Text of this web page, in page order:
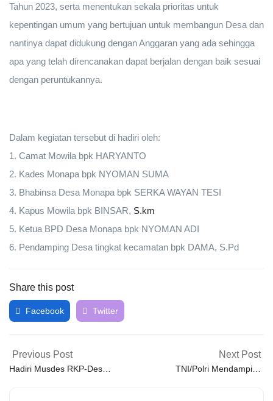
Tahun 2023, serta menentukan sekala prioritas untuk
kepentingan umum yang bertujuan untuk membangun Desa dan
nantinya dapat didukung dengan Anggaran yang ada sehingga
apa yang telah direncanakan dapat berjalan dengan baik sesuai
dengan peruntukannya.
Dalam kegiatan tersebut di hadiri oleh:
1. Camat Mowila bpk HARYANTO
2. Kades Monapa bpk NYOMAN SUMA
3. Bhabinsa Desa Monapa bpk SERKA WAYAN TESI
4. Kapus Mowila bpk BINSAR, S.km
5. Ketua BPD Desa Monapa bpk NYOMAN ADI
6. Pendamping Desa tingkat kecamatan bpk DAMA, S.Pd
Share this post
Facebook Twitter
Previous Post
Hadiri Musdes RKP-Des
Next Post
TNI/Polri Mendampingi